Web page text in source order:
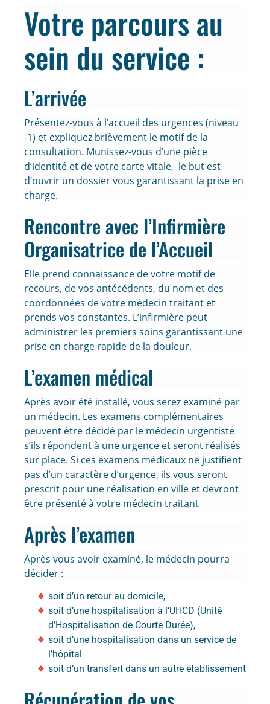
Votre parcours au
sein du service :
L’arrivée
Présentez-vous à l’accueil des urgences (niveau
-1) et expliquez brièvement le motif de la
consultation. Munissez-vous d’une pièce
d’identité et de votre carte vitale, le but est
d’ouvrir un dossier vous garantissant la prise en
charge.
Rencontre avec l’Infirmière
Organisatrice de l’Accueil
Elle prend connaissance de votre motif de
recours, de vos antécédents, du nom et des
coordonnées de votre médecin traitant et
prends vos constantes. L’infirmière peut
administrer les premiers soins garantissant une
prise en charge rapide de la douleur.
L’examen médical
Après avoir été installé, vous serez examiné par
un médecin. Les examens complémentaires
peuvent être décidé par le médecin urgentiste
s’ils répondent à une urgence et seront réalisés
sur place. Si ces examens médicaux ne justifient
pas d’un caractère d’urgence, ils vous seront
prescrit pour une réalisation en ville et devront
être présenté à votre médecin traitant
Après l’examen
Après vous avoir examiné, le médecin pourra
décider :
soit d’un retour au domicile,
soit d’une hospitalisation à l’UHCD (Unité
d’Hospitalisation de Courte Durée),
soit d’une hospitalisation dans un service de
l’hôpital
soit d’un transfert dans un autre établissement